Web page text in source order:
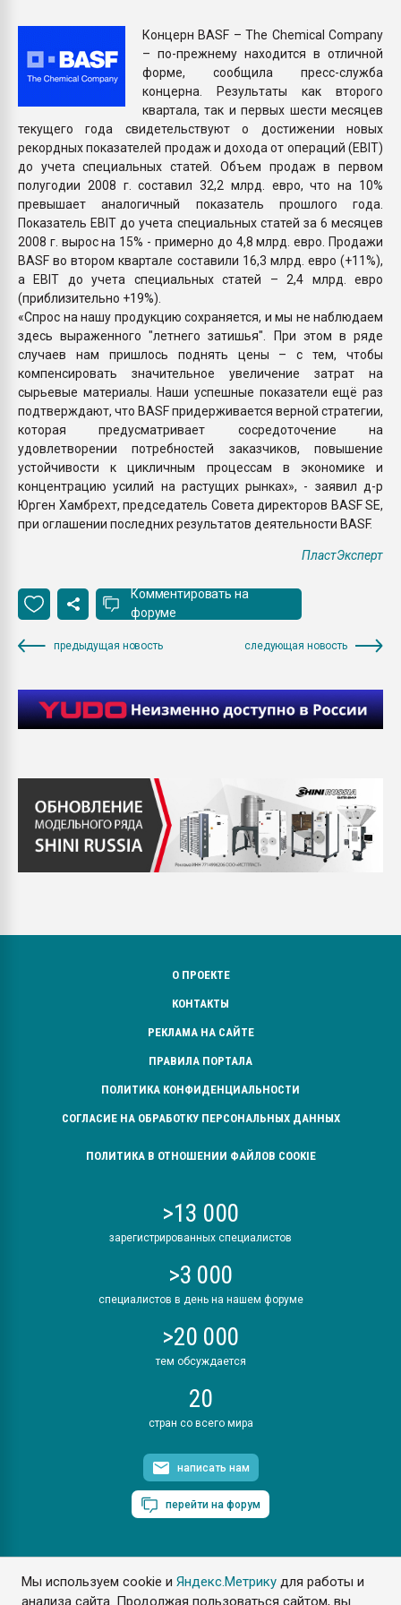
Мы используем cookie иЯндекс.Метрику для работы и
анализа сайта. Продолжая пользоваться сайтом, вы
ПЕРЕЙТИ НА
Концерн BASF – The Chemical Company
– по-прежнему находится в отличной
форме, сообщила пресс-служба
концерна. Результаты как второго
квартала, так и первых шести месяцев
текущего года свидетельствуют о достижении новых
рекордных показателей продаж и дохода от операций (EBIT)
до учета специальных статей. Объем продаж в первом
полугодии 2008 г. составил 32,2 млрд. евро, что на 10%
превышает аналогичный показатель прошлого года.
Показатель EBIT до учета специальных статей за 6 месяцев
2008 г. вырос на 15% - примерно до 4,8 млрд. евро. Продажи
BASF во втором квартале составили 16,3 млрд. евро (+11%),
а EBIT до учета специальных статей – 2,4 млрд. евро
(приблизительно +19%).
«Спрос на нашу продукцию сохраняется, и мы не наблюдаем
здесь выраженного "летнего затишья". При этом в ряде
случаев нам пришлось поднять цены – с тем, чтобы
компенсировать значительное увеличение затрат на
сырьевые материалы. Наши успешные показатели ещё раз
подтверждают, что BASF придерживается верной стратегии,
которая предусматривает сосредоточение на
удовлетворении потребностей заказчиков, повышение
устойчивости к цикличным процессам в экономике и
концентрацию усилий на растущих рынках», - заявил д-р
Юрген Хамбрехт, председатель Совета директоров BASF SE,
при оглашении последних результатов деятельности BASF.
ПластЭксперт
Комментировать на
форуме
предыдущая новость следующая новость
О ПРОЕКТЕ
КОНТАКТЫ
РЕКЛАМА НА САЙТЕ
ПРАВИЛА ПОРТАЛА
ПОЛИТИКА КОНФИДЕНЦИАЛЬНОСТИ
СОГЛАСИЕ НА ОБРАБОТКУ ПЕРСОНАЛЬНЫХ ДАННЫХ
ПОЛИТИКА В ОТНОШЕНИИ ФАЙЛОВ COOKIE
>13 000
зарегистрированных специалистов
>3 000
специалистов в день на нашем форуме
>20 000
тем обсуждается
20
стран со всего мира
написать нам
перейти на форум
ПластЭксперт © 2006. Все права защищены
Разрешается копирование материалов сайта с обязательной